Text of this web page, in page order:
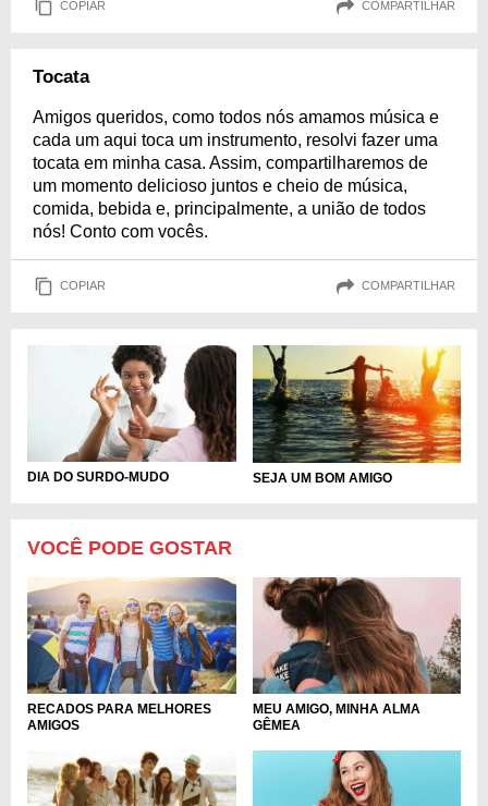
COPIAR COMPARTILHAR
Tocata
Amigos queridos, como todos nós amamos música e
cada um aqui toca um instrumento, resolvi fazer uma
tocata em minha casa. Assim, compartilharemos de
um momento delicioso juntos e cheio de música,
comida, bebida e, principalmente, a união de todos
nós! Conto com vocês.
COPIAR COMPARTILHAR
DIA DO SURDO-MUDO SEJA UM BOM AMIGO
VOCÊ PODE GOSTAR
RECADOS PARA MELHORES
AMIGOS
MEU AMIGO, MINHA ALMA
GÊMEA